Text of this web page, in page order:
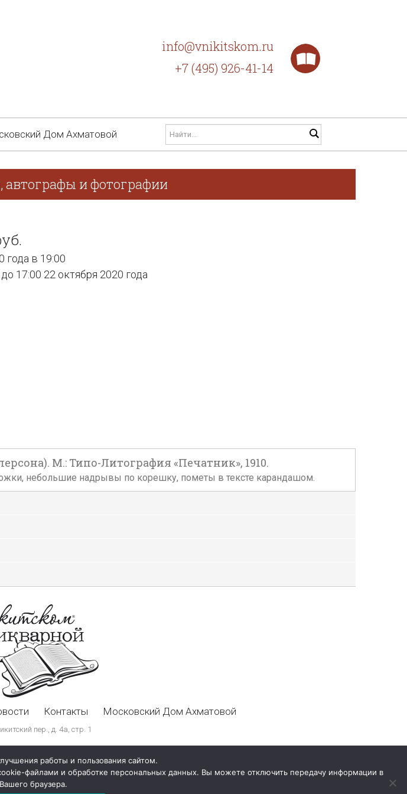
info@vnikitskom.ru
+7 (495) 926-41-14
Дом Ахматовой
и фотографии
года в 19:00
17:00 22 октября 2020 года
М.: Типо-Литография «Печатник», 1910.
небольшие надрывы по корешку, пометы в тексте карандашом.
Контакты Московский Дом Ахматовой
пер., д. 4а, стр. 1
работы и пользования сайтом.
файлами и обработке персональных данных. Вы можете отключить передачу информации в
браузера.